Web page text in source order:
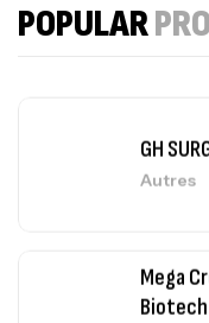
POPULAR 260
GH
Autres
Mega
Biotech